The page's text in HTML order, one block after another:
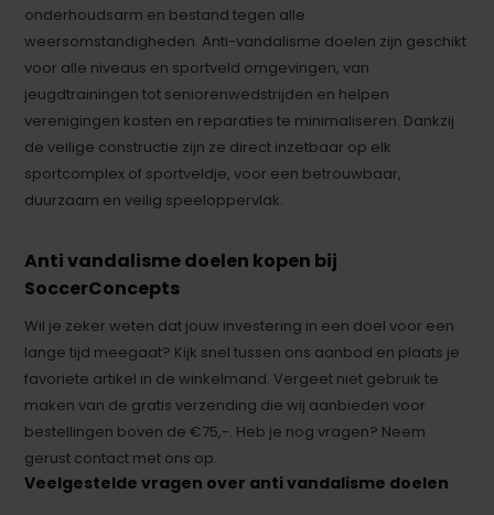
onderhoudsarm en bestand tegen alle
weersomstandigheden. Anti-vandalisme doelen zijn geschikt
voor alle niveaus en sportveld omgevingen, van
jeugdtrainingen tot seniorenwedstrijden en helpen
verenigingen kosten en reparaties te minimaliseren. Dankzij
de veilige constructie zijn ze direct inzetbaar op elk
sportcomplex of sportveldje, voor een betrouwbaar,
duurzaam en veilig speeloppervlak.
Anti vandalisme doelen kopen bij
SoccerConcepts
Wil je zeker weten dat jouw investering in een doel voor een
lange tijd meegaat? Kijk snel tussen ons aanbod en plaats je
favoriete artikel in de winkelmand. Vergeet niet gebruik te
maken van de gratis verzending die wij aanbieden voor
bestellingen boven de €75,-. Heb je nog vragen? Neem
gerust contact met ons op.
Veelgestelde vragen over anti vandalisme doelen